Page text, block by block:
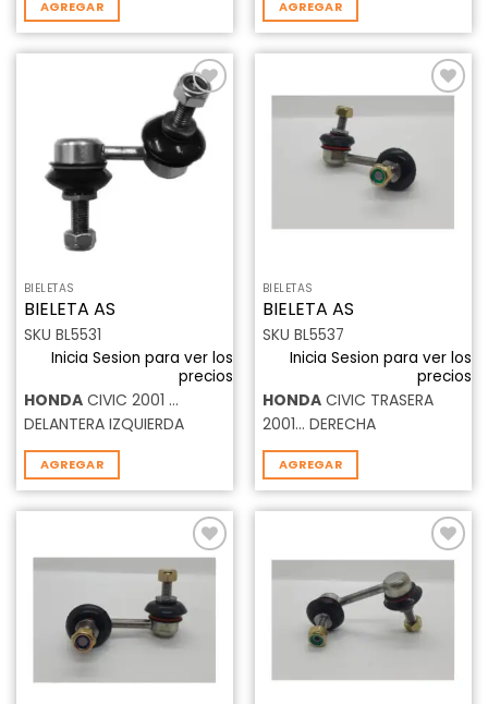
AGREGAR AGREGAR
Añadir
a la
lista de
deseos
BIELETAS
BIELETA AS
SKU BL5531
Inicia Sesion para ver los
precios
HONDACIVIC 2001 …
DELANTERA IZQUIERDA
AGREGAR
BIELETAS
BIELETA AS
SKU BL5537
Inicia Sesion para ver los
precios
HONDACIVIC TRASERA
2001... DERECHA
AGREGAR
lista de
deseos
a la
lista de
deseos